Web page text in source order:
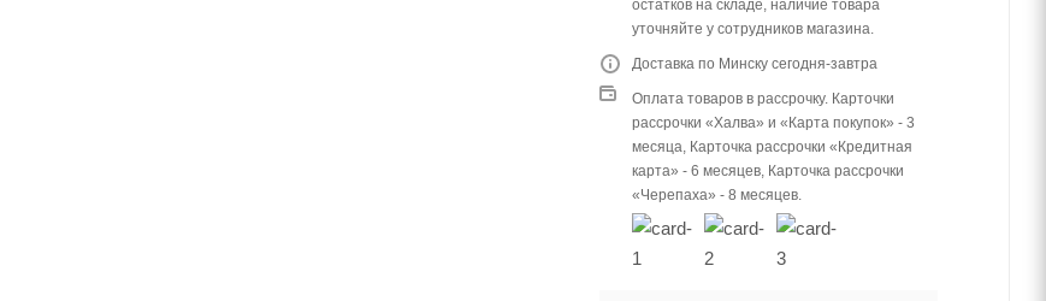
остатков на складе, наличие товара
уточняйте у сотрудников магазина.
Доставка по Минску сегодня-завтра
Оплата товаров в рассрочку. Карточки
рассрочки «Халва» и «Карта покупок» - 3
месяца, Карточка рассрочки «Кредитная
карта» - 6 месяцев, Карточка рассрочки
«Черепаха» - 8 месяцев.